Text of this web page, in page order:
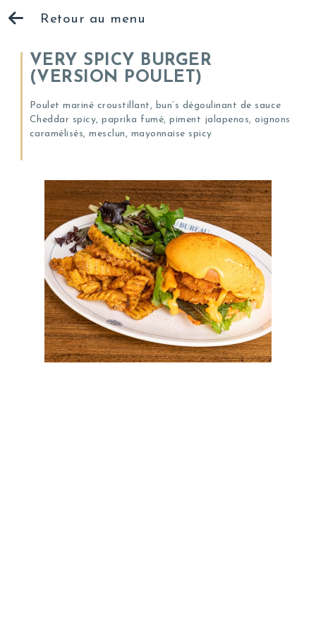
Retour au menu
VERY SPICY BURGER
(VERSION POULET)
Poulet mariné croustillant, bun’s dégoulinant de sauce
Cheddar spicy, paprika fumé, piment jalapenos, oignons
caramélisés, mesclun, mayonnaise spicy